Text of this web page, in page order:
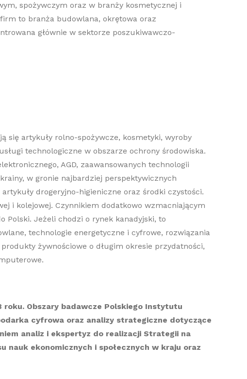
spożywczym oraz w branży kosmetycznej i
to branża budowlana, okrętowa oraz
głównie w sektorze poszukiwawczo-
się artykuły rolno-spożywcze, kosmetyki, wyroby
technologiczne w obszarze ochrony środowiska.
AGD, zaawansowanych technologii
w gronie najbardziej perspektywicznych
drogeryjno-higieniczne oraz środki czystości.
i kolejowej. Czynnikiem dodatkowo wzmacniającym
Jeżeli chodzi o rynek kanadyjski, to
technologie energetyczne i cyfrowe, rozwiązania
żywnościowe o długim okresie przydatności,
Obszary badawcze Polskiego Instytutu
cyfrowa oraz analizy strategiczne dotyczące
analiz i ekspertyz do realizacji Strategii na
nauk ekonomicznych i społecznych w kraju oraz